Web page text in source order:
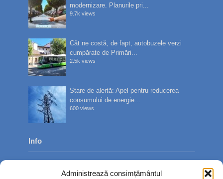
Administrează consimțământul
modernizare. Planurile pri...
9.7k views
Cât ne costă, de fapt, autobuzele verzi
cumpărate de Primări...
2.5k views
Stare de alertă: Apel pentru reducerea
consumului de energie...
600 views
Info